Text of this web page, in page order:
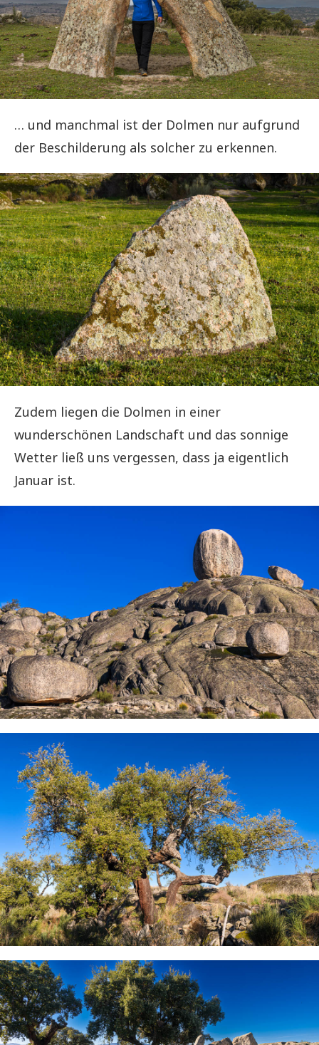
… und manchmal ist der Dolmen nur aufgrund
der Beschilderung als solcher zu erkennen.
Zudem liegen die Dolmen in einer
wunderschönen Landschaft und das sonnige
Wetter ließ uns vergessen, dass ja eigentlich
Januar ist.